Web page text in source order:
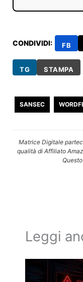
CONDIVIDI: FB
TG STAMPA
SANSEC
Matrice Digitale
qualità di Affiliato
Leggi